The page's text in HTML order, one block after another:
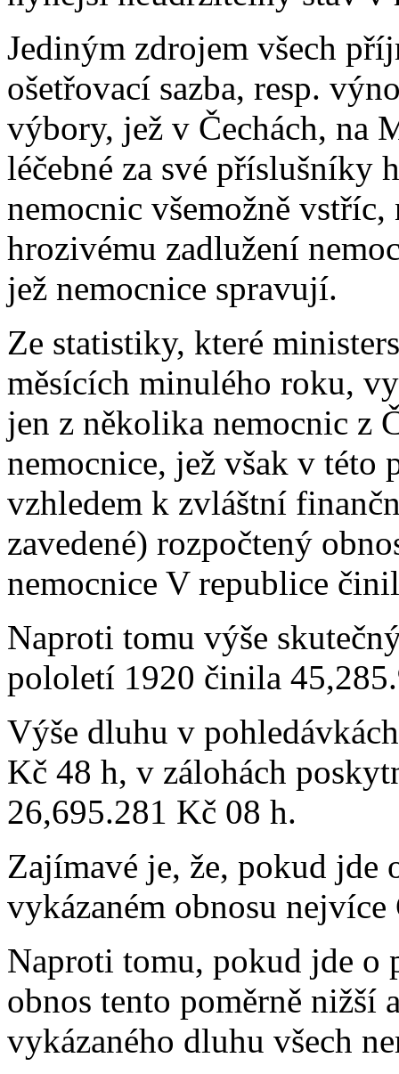
Jediným zdrojem všech
ošetřovací sazba, resp.
výbory, jež v Čechách, na
léčebné za své příslušníky
nemocnic všemožně
hrozivému zadlužení
jež nemocnice spravují.
Ze statistiky, které
měsících minulého roku,
jen z několika nemocnic z
nemocnice, jež však v
vzhledem k zvláštní
zavedené) rozpočtený
nemocnice V republice
Naproti tomu výše
pololetí 1920 činila
Výše dluhu v
Kč 48 h, v zálohách
26,695.281 Kč 08 h.
Zajímavé je, že, pokud jde
vykázaném obnosu
Naproti tomu, pokud jde o
obnos tento poměrně
vykázaného dluhu všech